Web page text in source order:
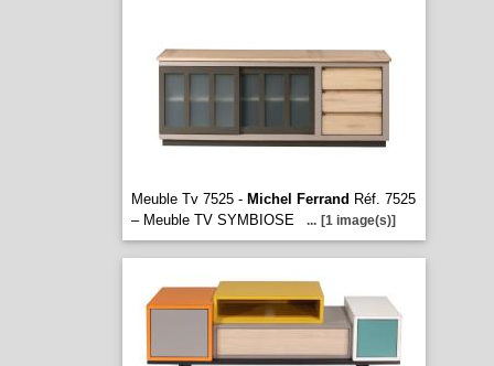
Meuble Tv 7525 - Michel Ferrand Réf. 7525
– Meuble TV SYMBIOSE
... [1 image(s)]